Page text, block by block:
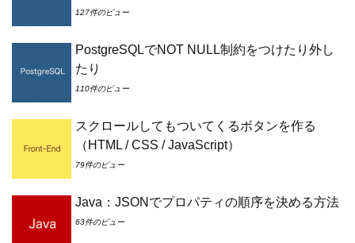
127件のビュー
PostgreSQLでNOT NULL制約をつけたり外し
たり
110件のビュー
スクロールしてもついてくるボタンを作る
（HTML / CSS / JavaScript）
79件のビュー
Java：JSONでプロパティの順序を決める方法
63件のビュー